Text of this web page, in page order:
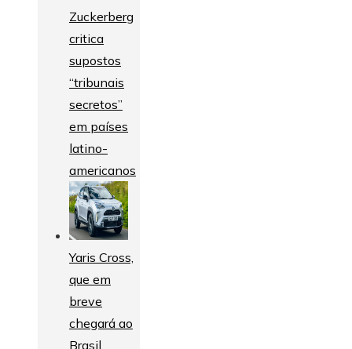
Zuckerberg
critica
supostos
“tribunais
secretos”
em países
latino-
americanos
Yaris Cross,
que em
breve
chegará ao
Brasil,